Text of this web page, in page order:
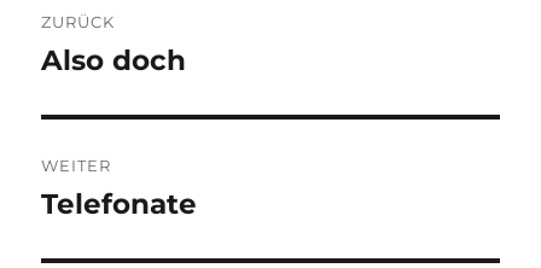
ZURÜCK
Vorheriger
Also doch
WEITER
Nächster
Telefonate